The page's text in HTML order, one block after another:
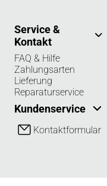
Service &
Kontakt
FAQ & Hilfe
Zahlungsarten
Lieferung
Reparaturservice
Kundenservice
Kontaktformular